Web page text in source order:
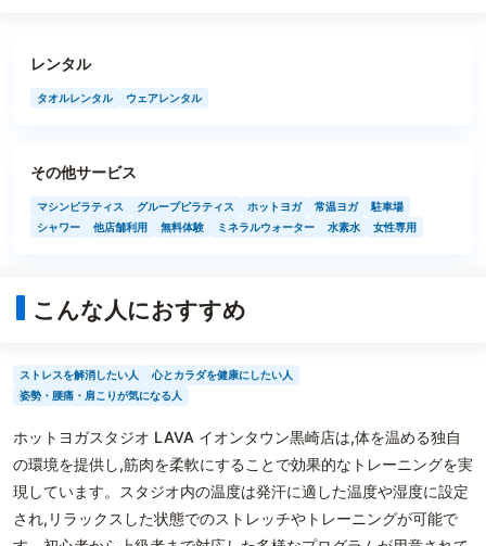
レンタル
タオルレンタル ウェアレンタル
その他サービス
マシンピラティス グループピラティス ホットヨガ 常温ヨガ
駐車場
シャワー
他店舗利用 無料体験 ミネラルウォーター 水素水 女性専用
こんな人におすすめ
ストレスを解消したい人
心とカラダを健康にしたい人
姿勢・腰痛・肩こりが気になる人
ホットヨガスタジオ LAVA イオンタウン黒崎店は,体を温める独自
の環境を提供し,筋肉を柔軟にすることで効果的なトレーニングを実
現しています。スタジオ内の温度は発汗に適した温度や湿度に設定
され,リラックスした状態でのストレッチやトレーニングが可能で